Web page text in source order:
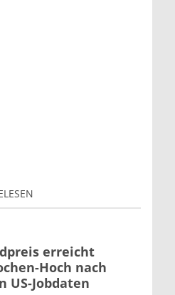
erreicht
Hoch nach
US-Jobdaten